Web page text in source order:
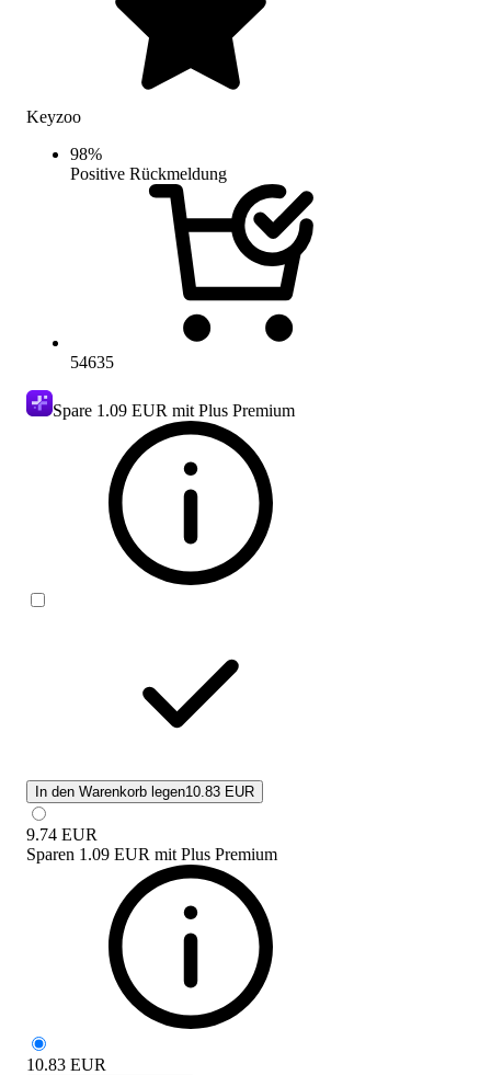
Keyzoo
98%
Positive Rückmeldung
54635
Spare 1.09 EUR mit Plus Premium
In den Warenkorb legen10.83 EUR
9.74 EUR
Sparen 1.09 EUR mit Plus Premium
10.83 EUR